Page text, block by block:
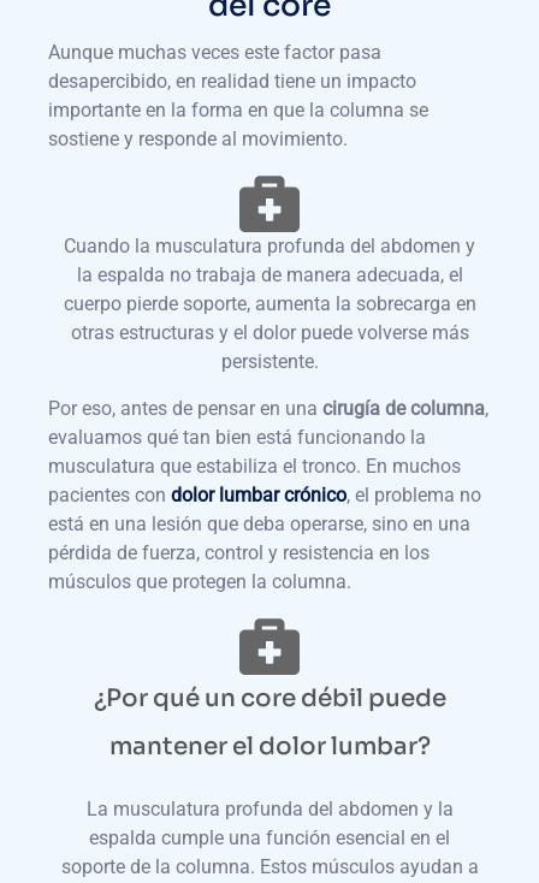
Aunque muchas veces este factor pasa
desapercibido, en realidad tiene un impacto
importante en la forma en que la columna se
sostiene y responde al movimiento.
Cuando la musculatura profunda del abdomen y
la espalda no trabaja de manera adecuada, el
cuerpo pierde soporte, aumenta la sobrecarga en
otras estructuras y el dolor puede volverse más
persistente.
Por eso, antes de pensar en una cirugía de columna,
evaluamos qué tan bien está funcionando la
musculatura que estabiliza el tronco. En muchos
pacientes con dolor lumbar crónico, el problema no
está en una lesión que deba operarse, sino en una
pérdida de fuerza, control y resistencia en los
músculos que protegen la columna.
¿Por qué un core débil puede
mantener el dolor lumbar?
La musculatura profunda del abdomen y la
espalda cumple una función esencial en el
soporte de la columna. Estos músculos ayudan a